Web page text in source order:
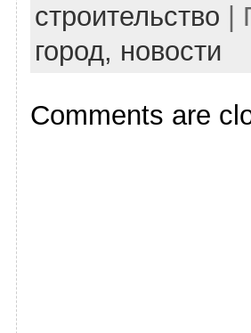
строительство |
город, новости
Comments are